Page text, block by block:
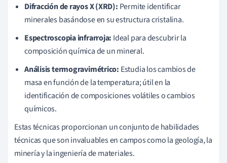
Difracción de rayos X (XRD): Permite identificar
minerales basándose en su estructura cristalina.
Espectroscopia infrarroja: Ideal para descubrir la
composición química de un mineral.
Análisis termogravimétrico: Estudia los cambios de
masa en función de la temperatura; útil en la
identificación de composiciones volátiles o cambios
químicos.
Estas técnicas proporcionan un conjunto de habilidades
técnicas que son invaluables en campos como la geología, la
minería y la ingeniería de materiales.